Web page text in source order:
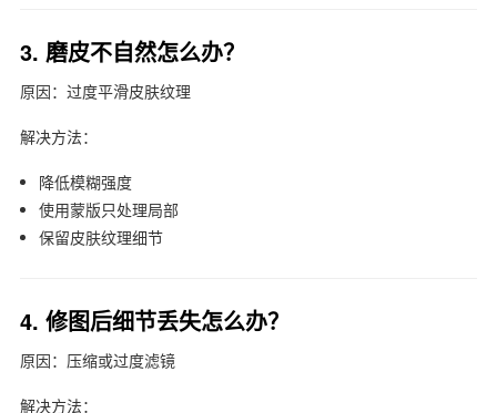
3. 磨皮不自然怎么办？
原因：过度平滑皮肤纹理
解决方法：
降低模糊强度
使用蒙版只处理局部
保留皮肤纹理细节
4. 修图后细节丢失怎么办？
原因：压缩或过度滤镜
解决方法：